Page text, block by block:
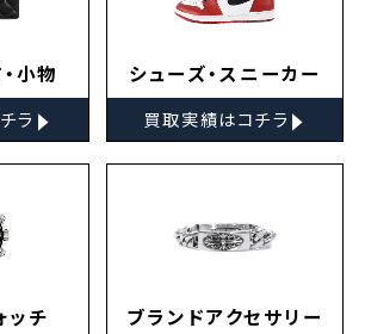
小物
ラ ▸
シューズ・スニーカー
買取実績はコチラ ▸
ッチ ブランドアクセサリー